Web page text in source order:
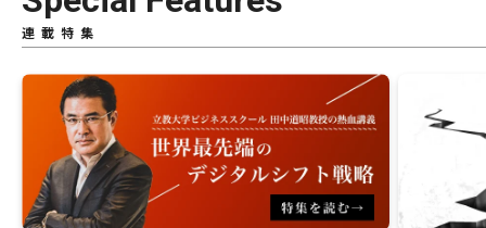
連載特集